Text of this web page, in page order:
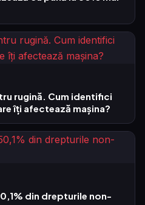
rugină. Cum identifici
îți afectează mașina?
din drepturile non-